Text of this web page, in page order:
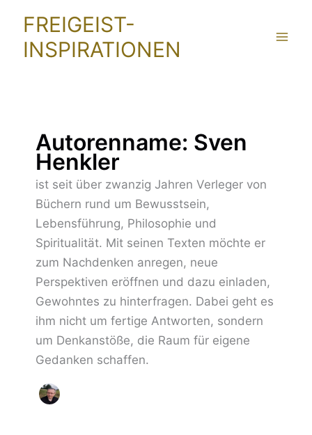
Inhalt
springen
FREIGEIST-
INSPIRATIONEN
Autorenname: Sven
Henkler
ist seit über zwanzig Jahren Verleger von
Büchern rund um Bewusstsein,
Lebensführung, Philosophie und
Spiritualität. Mit seinen Texten möchte er
zum Nachdenken anregen, neue
Perspektiven eröffnen und dazu einladen,
Gewohntes zu hinterfragen. Dabei geht es
ihm nicht um fertige Antworten, sondern
um Denkanstöße, die Raum für eigene
Gedanken schaffen.